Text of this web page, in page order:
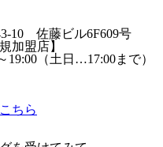
10 佐藤ビル6F609号
加盟店】
19:00（土日…17:00まで）
ちら